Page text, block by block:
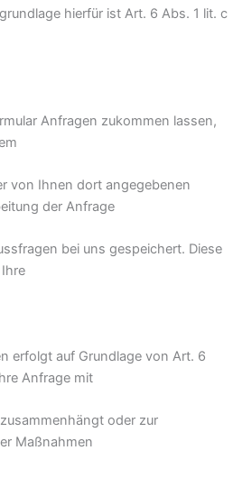
hierfür ist Art. 6 Abs. 1 lit. c
Anfragen zukommen lassen,
von Ihnen dort angegebenen
der Anfrage
bei uns gespeichert. Diese
erfolgt auf Grundlage von Art. 6
Anfrage mit
oder zur
Maßnahmen